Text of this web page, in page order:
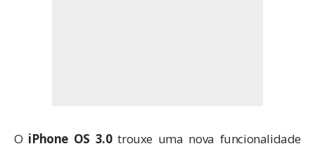
O iPhone OS 3.0trouxe uma nova funcionalidade